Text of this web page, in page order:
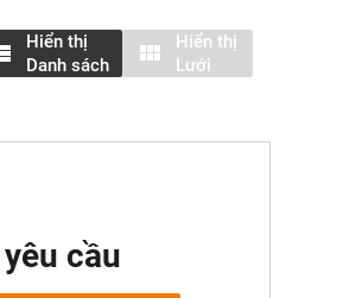
Hiển thị
Danh sách
Hiển thị
Lưới
cầu